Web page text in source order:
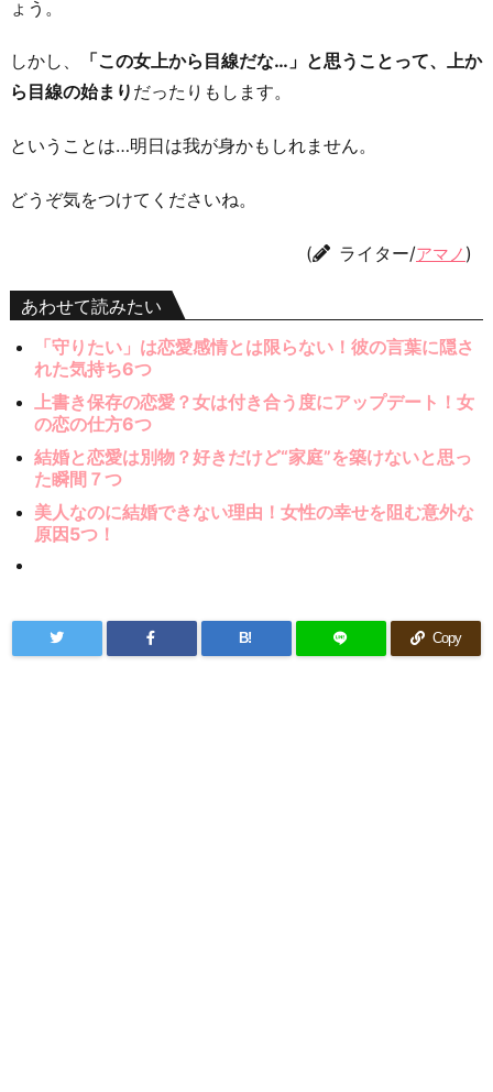
ょう。
しかし、
「この女上から目線だな…」と思うことって、上か
ら目線の始まり だったりもします。
ということは…明日は我が身かもしれません。
どうぞ気をつけてくださいね。
( ライター/アマノ )
あわせて読みたい
「守りたい」は恋愛感情とは限らない！彼の言葉に隠さ
れた気持ち6つ
上書き保存の恋愛？女は付き合う度にアップデート！女
の恋の仕方6つ
結婚と恋愛は別物？好きだけど“家庭”を築けないと思っ
た瞬間７つ
美人なのに結婚できない理由！女性の幸せを阻む意外な
原因5つ！
B! Copy